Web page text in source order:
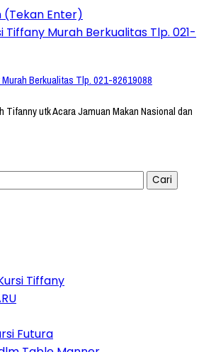
(Tekan Enter)
Berkualitas Tlp. 021-82619088
Tifanny utk Acara Jamuan Makan Nasional dan
Tiffany
Futura